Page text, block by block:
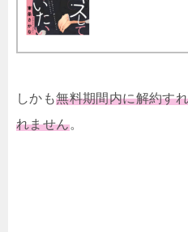
しかも無料期間内に解約す
れません。